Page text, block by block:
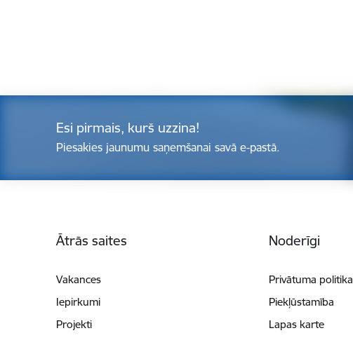
Esi pirmais, kurš uzzina!
Piesakies jaunumu saņemšanai savā e-pastā.
Ātrās saites
Vakances
Iepirkumi
Projekti
Noderīgi
Privātuma politika
Piekļūstamība
Lapas karte